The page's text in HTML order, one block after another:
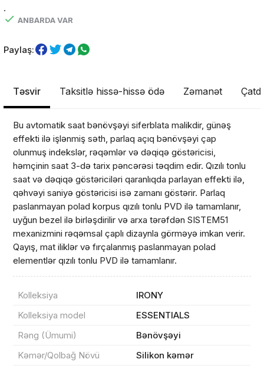
.
ANBARDA VAR
Paylaş:
Təsvir Taksitlə hissə-hissə ödə Zəmanət
Bu avtomatik saat bənövşəyi siferblata malikdir, günəş
effekti ilə işlənmiş səth, parlaq açıq bənövşəyi çap
olunmuş indekslər, rəqəmlər və dəqiqə göstəricisi,
həmçinin saat 3-də tarix pəncərəsi təqdim edir. Qızılı tonlu
saat və dəqiqə göstəriciləri qaranlıqda parlayan effekti ilə,
qəhvəyi saniyə göstəricisi isə zamanı göstərir. Parlaq
paslanmayan polad korpus qızılı tonlu PVD ilə tamamlanır,
uyğun bezel ilə birləşdirilir və arxa tərəfdən SISTEM51
mexanizmini rəqəmsal çaplı dizaynla görməyə imkan verir.
Qayış, mat iliklər və fırçalanmış paslanmayan polad
elementlər qızılı tonlu PVD ilə tamamlanır.
Kolleksiya
IRONY
Kolleksiya model
ESSENTIALS
Rəng (Ümumi)
Bənövşəyi
Kəmər/Qolbağ Növü
Silikon kəmər